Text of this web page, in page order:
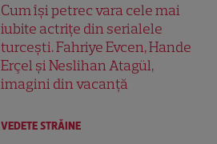
Cum își petrec vara cele mai
iubite actrițe din serialele
turcești. Fahriye Evcen, Hande
Erçel și Neslihan Atagül,
imagini din vacanță
VEDETE STRĂINE